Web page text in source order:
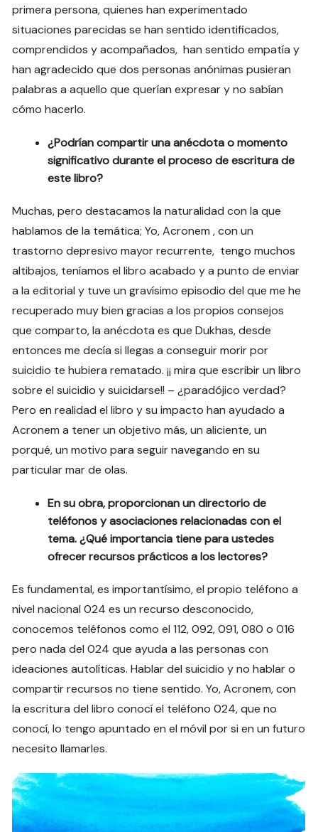
primera persona, quienes han experimentado
situaciones parecidas se han sentido identificados,
comprendidos y acompañados, han sentido empatía y
han agradecido que dos personas anónimas pusieran
palabras a aquello que querían expresar y no sabían
cómo hacerlo.
¿Podrían compartir una anécdota o momento
significativo durante el proceso de escritura de
este libro?
Muchas, pero destacamos la naturalidad con la que
hablamos de la temática; Yo, Acronem , con un
trastorno depresivo mayor recurrente, tengo muchos
altibajos, teníamos el libro acabado y a punto de enviar
a la editorial y tuve un gravísimo episodio del que me he
recuperado muy bien gracias a los propios consejos
que comparto, la anécdota es que Dukhas, desde
entonces me decía si llegas a conseguir morir por
suicidio te hubiera rematado. ¡¡ mira que escribir un libro
sobre el suicidio y suicidarse!! – ¿paradójico verdad?
Pero en realidad el libro y su impacto han ayudado a
Acronem a tener un objetivo más, un aliciente, un
porqué, un motivo para seguir navegando en su
particular mar de olas.
En su obra, proporcionan un directorio de
teléfonos y asociaciones relacionadas con el
tema. ¿Qué importancia tiene para ustedes
ofrecer recursos prácticos a los lectores?
Es fundamental, es importantísimo, el propio teléfono a
nivel nacional 024 es un recurso desconocido,
conocemos teléfonos como el 112, 092, 091, 080 o 016
pero nada del 024 que ayuda a las personas con
ideaciones autolíticas. Hablar del suicidio y no hablar o
compartir recursos no tiene sentido. Yo, Acronem, con
la escritura del libro conocí el teléfono 024, que no
conocí, lo tengo apuntado en el móvil por si en un futuro
necesito llamarles.